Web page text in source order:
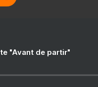
"Avant de partir"